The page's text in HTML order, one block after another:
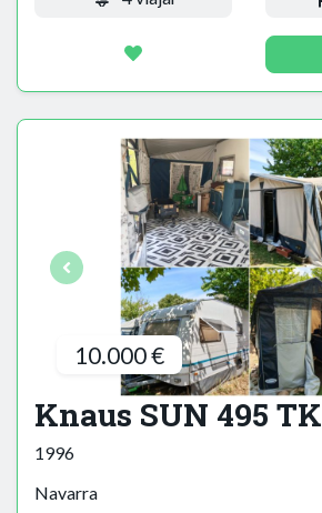
10.000 €
Knaus SUN 495 TK
1996
Navarra